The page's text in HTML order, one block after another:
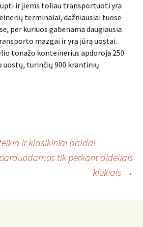
ir jiems toliau transportuoti yra
terminalai, dažniausiai tuose
per kuriuos gabenama daugiausia
mazgai ir yra jūrą uostai.
tonažo konteinerius apdoroja 250
uostų, turinčių 900 krantinių.
ir klasikiniai baldai
tik perkant dideliais
kiekiais →